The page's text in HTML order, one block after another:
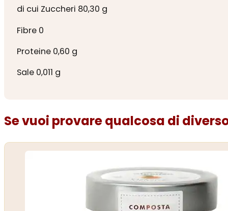
di cui Zuccheri 80,30 g
Fibre 0
Proteine 0,60 g
Sale 0,011 g
Se vuoi provare qualcosa di